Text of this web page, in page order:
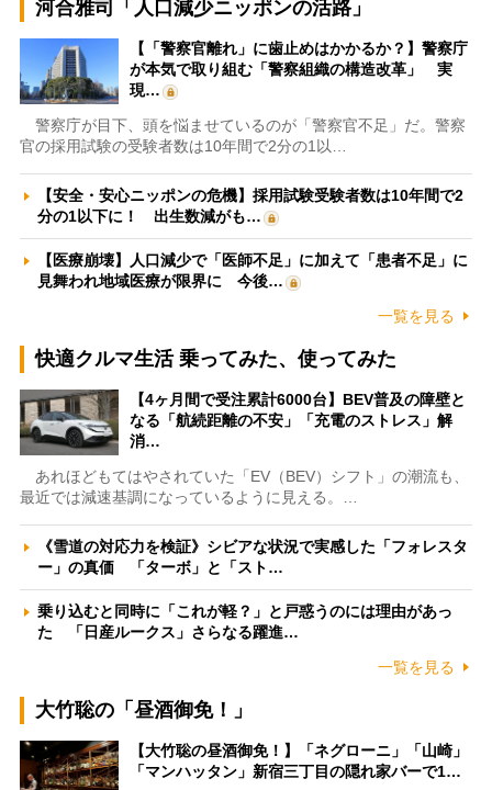
河合雅司「人口減少ニッポンの活路」
【「警察官離れ」に歯止めはかかるか？】警察庁
が本気で取り組む「警察組織の構造改革」 実
現…
警察庁が目下、頭を悩ませているのが「警察官不足」だ。警察
官の採用試験の受験者数は10年間で2分の1以…
【安全・安心ニッポンの危機】採用試験受験者数は10年間で2
分の1以下に！ 出生数減がも…
【医療崩壊】人口減少で「医師不足」に加えて「患者不足」に
見舞われ地域医療が限界に 今後…
一覧を見る
快適クルマ生活 乗ってみた、使ってみた
【4ヶ月間で受注累計6000台】BEV普及の障壁と
なる「航続距離の不安」「充電のストレス」解
消…
あれほどもてはやされていた「EV（BEV）シフト」の潮流も、
最近では減速基調になっているように見える。…
《雪道の対応力を検証》シビアな状況で実感した「フォレスタ
ー」の真価 「ターボ」と「スト…
乗り込むと同時に「これが軽？」と戸惑うのには理由があっ
た 「日産ルークス」さらなる躍進…
一覧を見る
大竹聡の「昼酒御免！」
【大竹聡の昼酒御免！】「ネグローニ」「山崎」
「マンハッタン」新宿三丁目の隠れ家バーで1…